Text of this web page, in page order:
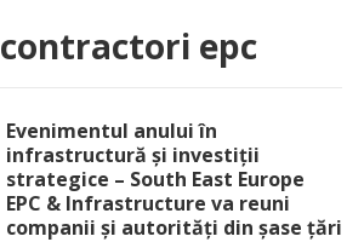
contractori epc
Evenimentul anului în
infrastructură și investiții
strategice – South East Europe
EPC & Infrastructure va reuni
companii și autorități din șase țări